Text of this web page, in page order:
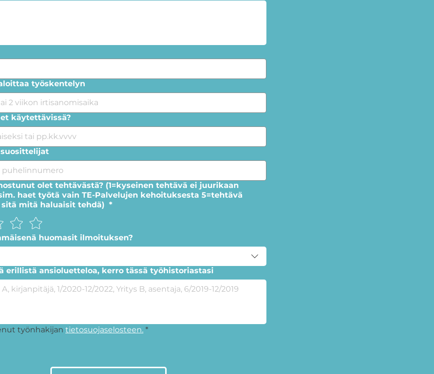
työskentelyn
käytettävissä?
olet tehtävästä? (1=kyseinen tehtävä ei juurikaan
haet työtä vain TE-Palvelujen kehoituksesta 5=tehtävä
mitä haluaisit tehdä) *
huomasit ilmoituksen?
erillistä ansioluetteloa, kerro tässä työhistoriastasi
työnhakijan tietosuojaselosteen. *